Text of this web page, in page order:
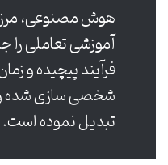
هوش مصنوعی،
آموزشی تعاملی را
فرآیند پیچیده و
شخصی سازی شده و
تبدیل نموده است.